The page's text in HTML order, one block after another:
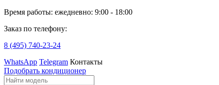
Время работы: ежедневно: 9:00 - 18:00
Заказ по телефону:
8 (495) 740-23-24
WhatsApp Telegram Контакты
Подобрать кондиционер